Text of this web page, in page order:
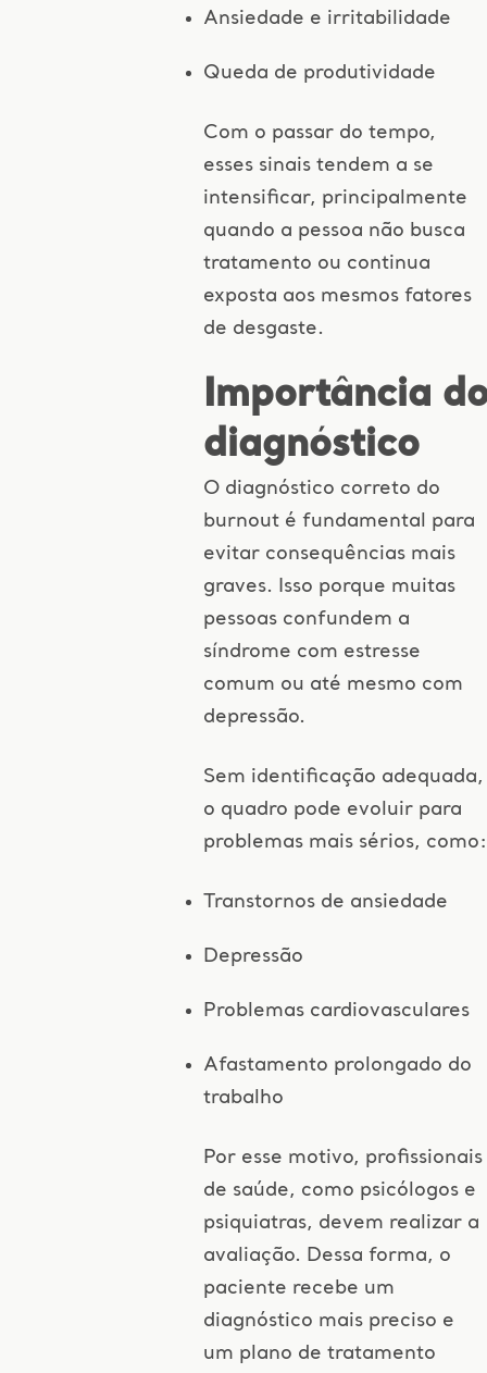
Ansiedade e irritabilidade
Queda de produtividade
Com o passar do tempo,
esses sinais tendem a se
intensificar, principalmente
quando a pessoa não busca
tratamento ou continua
exposta aos mesmos fatores
de desgaste.
Importância
diagnóstico
O diagnóstico correto do
burnout é fundamental para
evitar consequências mais
graves. Isso porque muitas
pessoas confundem a
síndrome com estresse
comum ou até mesmo com
depressão.
Sem identificação adequada,
o quadro pode evoluir para
problemas mais sérios, como:
Transtornos de ansiedade
Depressão
Problemas cardiovasculares
Afastamento prolongado do
trabalho
Por esse motivo, profissionais
de saúde, como psicólogos e
psiquiatras, devem realizar a
avaliação. Dessa forma, o
paciente recebe um
diagnóstico mais preciso e
um plano de tratamento